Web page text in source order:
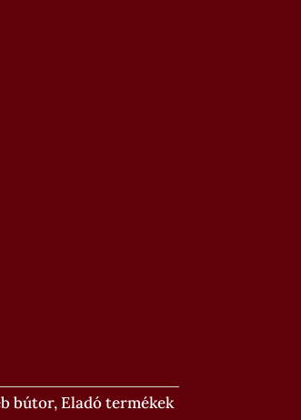
bútor, Eladó termékek